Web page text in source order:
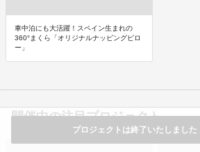
プロジェクトは終了いたしました
車中泊にも大活躍！スペイン生まれの
360°まくら「オリジナルナッピングピロ
ー」
開催中の注目プロジェクト